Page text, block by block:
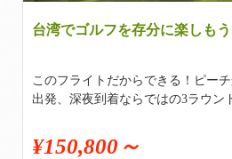
台湾でゴルフを存分に楽しもう
このフライトだからできる！ピー
出発、深夜到着ならではの3ラウン
¥150,800～